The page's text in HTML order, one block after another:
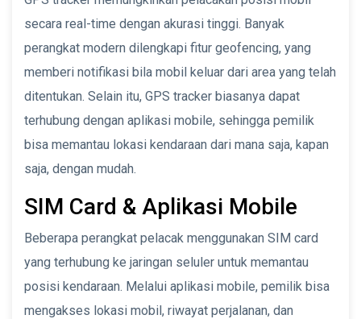
secara real-time dengan akurasi tinggi. Banyak
perangkat modern dilengkapi fitur geofencing, yang
memberi notifikasi bila mobil keluar dari area yang telah
ditentukan. Selain itu, GPS tracker biasanya dapat
terhubung dengan aplikasi mobile, sehingga pemilik
bisa memantau lokasi kendaraan dari mana saja, kapan
saja, dengan mudah.
SIM Card & Aplikasi Mobile
Beberapa perangkat pelacak menggunakan SIM card
yang terhubung ke jaringan seluler untuk memantau
posisi kendaraan. Melalui aplikasi mobile, pemilik bisa
mengakses lokasi mobil, riwayat perjalanan, dan